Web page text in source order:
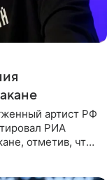
артист РФ
РИА
отметив, что